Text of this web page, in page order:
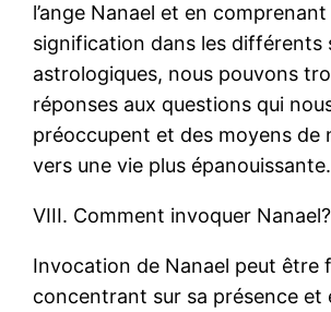
l’ange Nanael et en comprenant
signification dans les différents
astrologiques, nous pouvons
réponses aux questions qui
préoccupent et des moyens de
vers une vie plus épanouissante.
VIII. Comment invoquer Nanael?
Invocation de Nanael peut être
concentrant sur sa présence et